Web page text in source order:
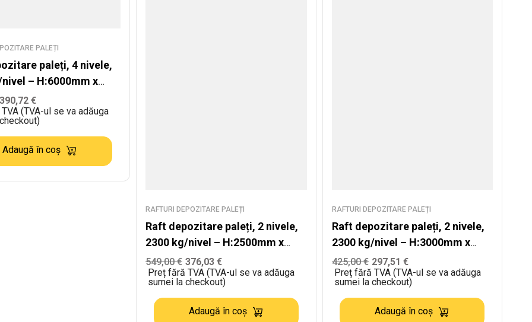
PALEȚI
paleți, 4 nivele,
– H:6000mm x
3000
€
(TVA-ul se va adăuga
Adaugă în coș
RAFTURI DEPOZITARE PALEȚI
Raft depozitare paleți, 2 nivele,
2300 kg/nivel – H:2500mm x
L:5760mm x W:1100mm
549,00€ 376,03 €
Preț fără TVA (TVA-ul se va adăuga
sumei la checkout)
Adaugă în coș
RAFTURI DEPOZITARE PALEȚI
Raft depozitare paleți, 2 nivele,
2300 kg/nivel – H:3000mm x
L:3870mm x W:1100mm
425,00€ 297,51 €
Preț fără TVA (TVA-ul se va adăuga
sumei la checkout)
Adaugă în coș